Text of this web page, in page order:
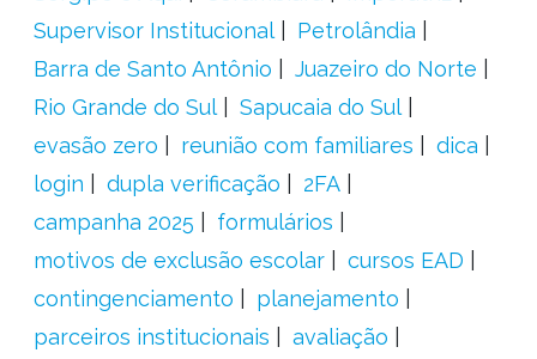
Supervisor Institucional
Petrolândia
Barra de Santo Antônio
Juazeiro do Norte
Rio Grande do Sul
Sapucaia do Sul
evasão zero
reunião com familiares
dica
login
dupla verificação
2FA
campanha 2025
formulários
motivos de exclusão escolar
cursos EAD
contingenciamento
planejamento
parceiros institucionais
avaliação